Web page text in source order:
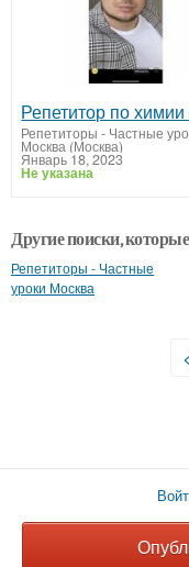
Репетиторы - Частные
Москва (Москва)
Январь 18, 2023
Не указана
Другие поиски,
Репетиторы - Частные
уроки Москва